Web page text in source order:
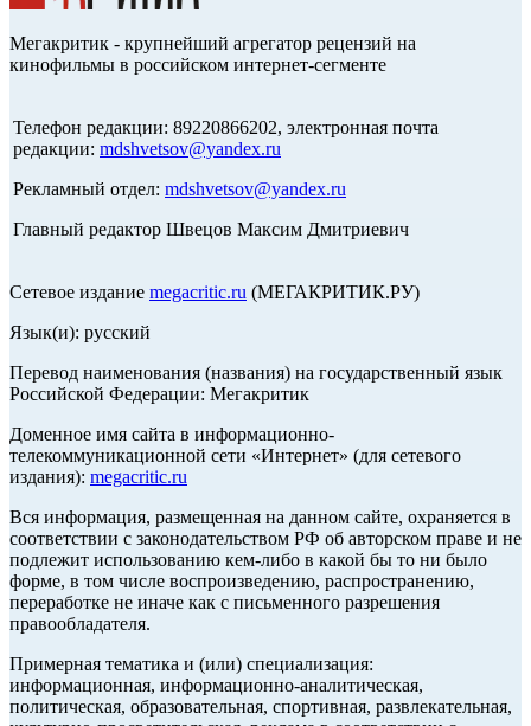
Мегакритик - крупнейший агрегатор рецензий на
кинофильмы в российском интернет-сегменте
Телефон редакции: 89220866202, электронная почта
редакции: mdshvetsov@yandex.ru
Рекламный отдел: mdshvetsov@yandex.ru
Главный редактор Швецов Максим Дмитриевич
Сетевое издание megacritic.ru (МЕГАКРИТИК.РУ)
Язык(и): русский
Перевод наименования (названия) на государственный язык
Российской Федерации: Мегакритик
Доменное имя сайта в информационно-
телекоммуникационной сети «Интернет» (для сетевого
издания): megacritic.ru
Вся информация, размещенная на данном сайте, охраняется в
соответствии с законодательством РФ об авторском праве и не
подлежит использованию кем-либо в какой бы то ни было
форме, в том числе воспроизведению, распространению,
переработке не иначе как с письменного разрешения
правообладателя.
Примерная тематика и (или) специализация:
информационная, информационно-аналитическая,
политическая, образовательная, спортивная, развлекательная,